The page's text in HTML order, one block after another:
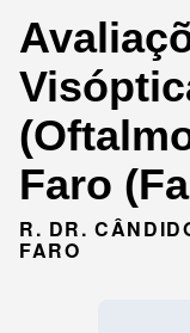
Faro
R. DR.
FARO